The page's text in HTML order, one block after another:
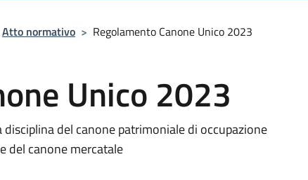
Atto normativo > Regolamento Canone Unico 2023
Unico 2023
del canone patrimoniale di occupazione
del canone mercatale